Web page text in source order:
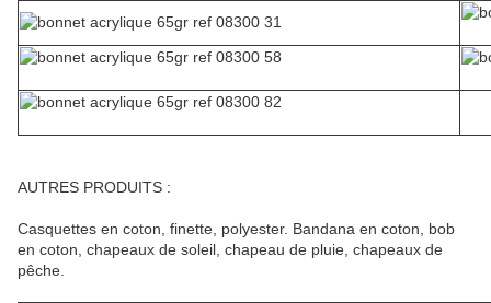
AUTRES PRODUITS :
Casquettes en coton, finette, polyester. Bandana en coton, bob
en coton, chapeaux de soleil, chapeau de pluie, chapeaux de
pêche.